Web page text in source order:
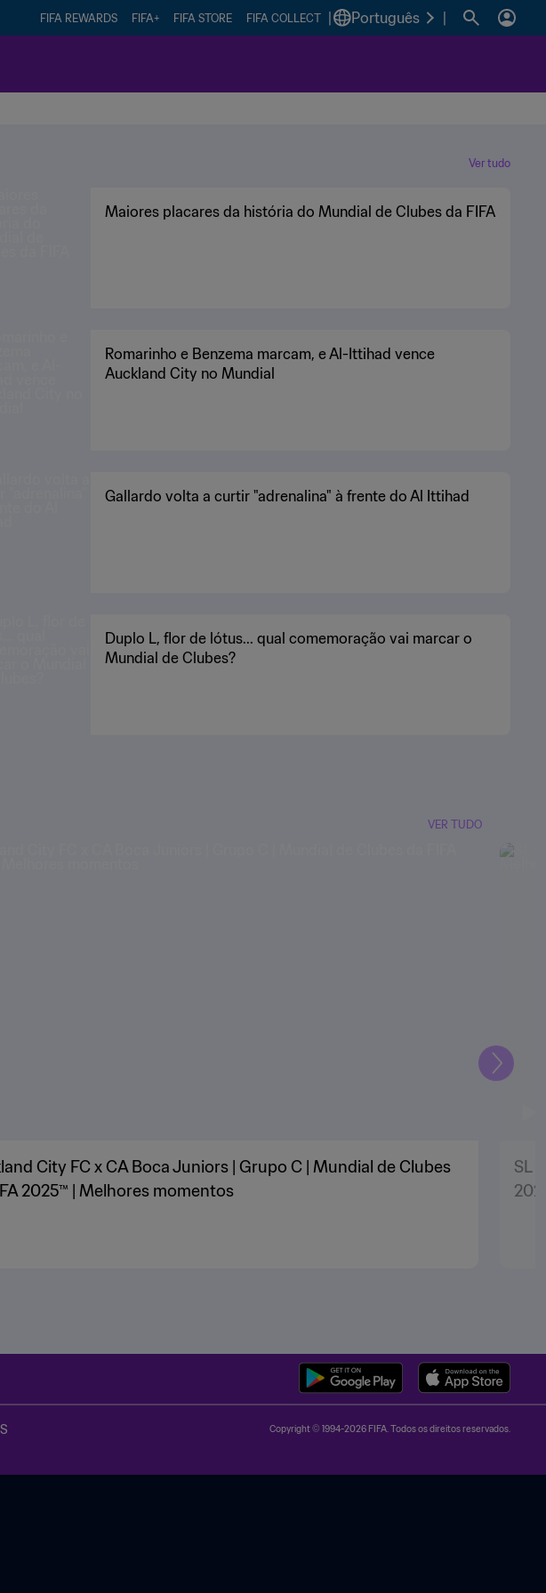
FIFA REWARDS FIFA+ FIFA STORE FIFA COLLECT Português
Ver tudo
Maiores placares da história do Mundial de Clubes da FIFA
Romarinho e Benzema marcam, e Al-Ittihad vence
Auckland City no Mundial
Gallardo volta a curtir "adrenalina" à frente do Al Ittihad
Duplo L, flor de lótus... qual comemoração vai marcar o
Mundial de Clubes?
VER TUDO
City FC x CA Boca Juniors | Grupo C | Mundial de Clubes
2025™ | Melhores momentos
SL
Copyright © 1994-2026 FIFA. Todos os direitos reservados.